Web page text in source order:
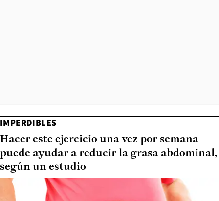
IMPERDIBLES
Hacer este ejercicio una vez por semana
puede ayudar a reducir la grasa abdominal,
según un estudio